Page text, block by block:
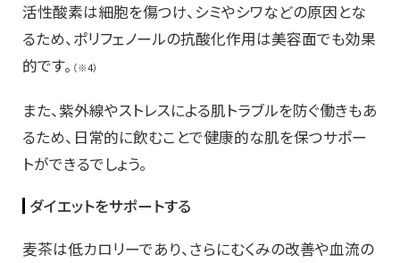
活性酸素は細胞を傷つけ、シミやシワなどの原因とな
るため、ポリフェノールの抗酸化作用は美容面でも効果
的です。 （※4）
また、紫外線やストレスによる肌トラブルを防ぐ働きもあ
るため、日常的に飲むことで健康的な肌を保つサポー
トができるでしょう。
ダイエットをサポートする
麦茶は低カロリーであり、さらにむくみの改善や血流の